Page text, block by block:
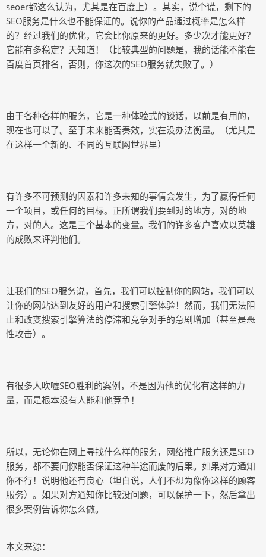
seoer都这么认为，尤其是在百度上）。其实，说个谎，剩下的
SEO服务是什么也不能保证的。说你的产品通过概率是怎么样
的？经过我们的优化，它会比你原来的更好。多少次才能更好？
它能有多稳定？天知道！（比较典型的问题是，我的话能不能在
百度首页排名，否则，你这次的SEO服务就失败了。）
由于各种各样的服务，它是一种体验式的谈话，以前是有用的，
现在也可以了。至于未来能否奏效，实在没办法衡量。（尤其是
在这样一个新的、不同的互联网世界里）
有许多不可预测的因素和许多未知的事情会发生，为了赢得任何
一个项目，或任何的目标。正所谓我们要到对的地方，对的地
方，对的人。这是三个基本的变量。我们的许多客户喜欢以英雄
的成败来评判他们。
让我们的SEO服务说，首先，我们可以控制你的网站，我们可以
让你的网站达到友好的用户和搜索引擎体验！然而，我们无法阻
止和改变搜索引擎算法的停滞和竞争对手的急剧增加（甚至是恶
性攻击）。
有很多人吹嘘SEO胜利的案例，不是因为他的优化有这样的力
量，而是根本没有人能和他竞争！
所以，无论你在网上寻找什么样的服务，网络推广服务还是SEO
服务，都不要问你能否保证这种半途而废的后果。如果对方通知
你不行！说明他还有良心（坦白说，人们不想为像你这样的顾客
服务）。如果对方通知你比较没问题，可以保护一下，然后拿出
很多案例告诉你怎么做。
本文来源：